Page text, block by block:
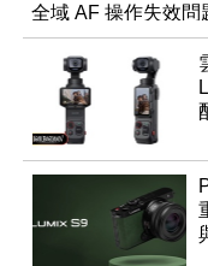
全域 AF 操作失效問